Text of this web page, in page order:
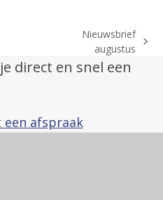
post:
Nieuwsbrief
augustus
direct en snel een
een afspraak